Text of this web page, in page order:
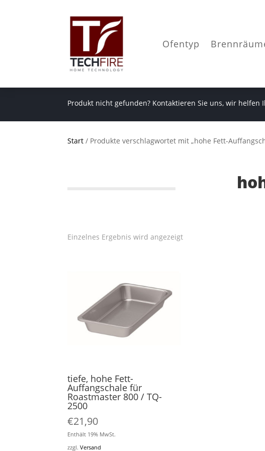
Ofentyp
Produkt nicht gefunden? Kontaktieren Sie uns, wir helfen
Start / Produkte verschlagwortet mit „hohe Fett-
Einzelnes Ergebnis wird angezeigt
tiefe, hohe Fett-
Auffangschale für
Roastmaster 800 / TQ-
2500
€21,90
Enthält 19% MwSt.
zzgl.Versand